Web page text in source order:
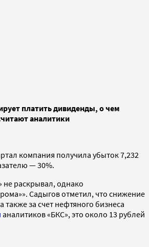
платить дивиденды, о чем
аналитики
компания получила убыток 7,232
— 30%.
не раскрывал, однако
Садыгов отметил, что снижение
за счет нефтяного бизнеса
аналитиков «БКС», это около 13 рублей